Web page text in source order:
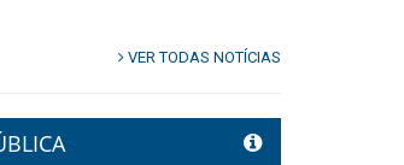
VER TODAS NOTÍCIAS